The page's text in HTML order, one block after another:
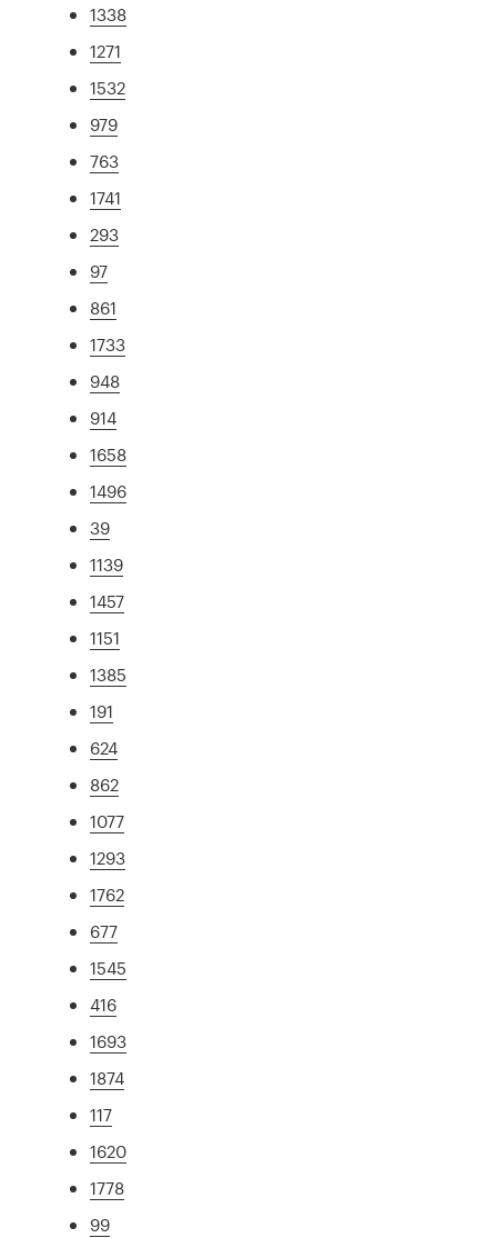
1338
1271
1532
979
763
1741
293
97
861
1733
948
914
1658
1496
39
1139
1457
1151
1385
191
624
862
1077
1293
1762
677
1545
416
1693
1874
117
1620
1778
99